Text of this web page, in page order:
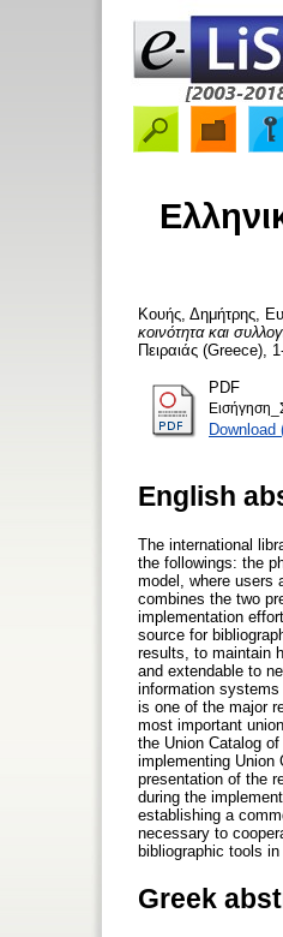
Κουής, Δημήτρης
κοινότητα και
Πειραιάς (Greece),
PDF
Download
English
The international
the followings: the
model, where users
combines the two
implementation
source for
results, to maintain
and extendable to
information
is one of the major
most important
the Union Catalog
implementing Union
presentation of the
during the
establishing a
necessary to
bibliographic tools
Greek